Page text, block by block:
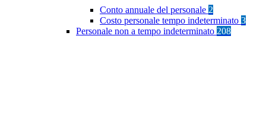
Conto annuale del personale 2
Costo personale tempo indeterminato 3
Personale non a tempo indeterminato 208